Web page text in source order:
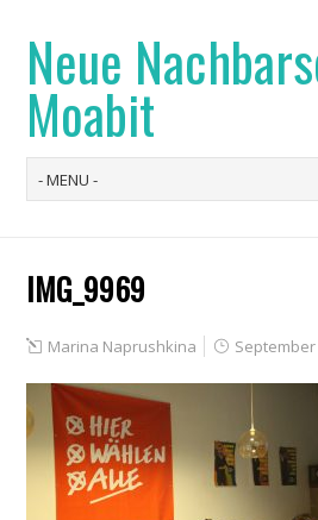
Neue
Moabit
IMG_9969
Marina Naprushkina September